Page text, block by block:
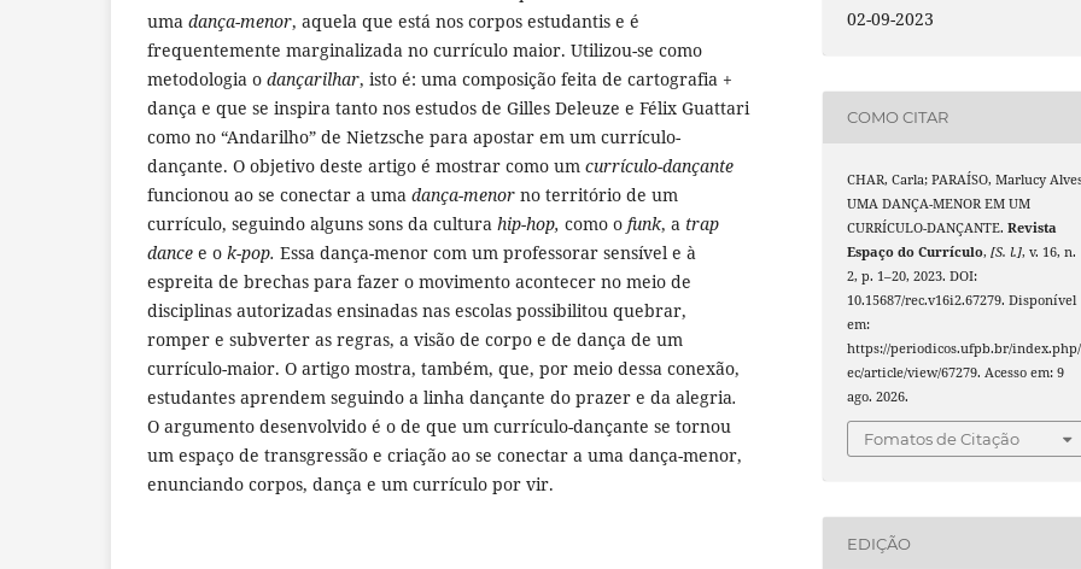
uma dança-menor, aquela que está nos corpos estudantis e é
frequentemente marginalizada no currículo maior. Utilizou-se como
metodologia o dançarilhar, isto é: uma composição feita de cartografia +
dança e que se inspira tanto nos estudos de Gilles Deleuze e Félix Guattari
como no “Andarilho” de Nietzsche para apostar em um currículo-
dançante. O objetivo deste artigo é mostrar como um currículo-dançante
funcionou ao se conectar a uma dança-menor no território de um
currículo, seguindo alguns sons da cultura hip-hop, como o funk, a trap
dance e o k-pop. Essa dança-menor com um professorar sensível e à
espreita de brechas para fazer o movimento acontecer no meio de
disciplinas autorizadas ensinadas nas escolas possibilitou quebrar,
romper e subverter as regras, a visão de corpo e de dança de um
currículo-maior. O artigo mostra, também, que, por meio dessa conexão,
estudantes aprendem seguindo a linha dançante do prazer e da alegria.
O argumento desenvolvido é o de que um currículo-dançante se tornou
um espaço de transgressão e criação ao se conectar a uma dança-menor,
enunciando corpos, dança e um currículo por vir.
02-09-2023
COMO CITAR
CHAR, Carla; PARAÍSO, Marlucy
UMA DANÇA-MENOR EM UM
CURRÍCULO-DANÇANTE.Revista
Espaço do Currículo,[S. l.], v. 16, n.
2, p. 1–20, 2023. DOI:
10.15687/rec.v16i2.67279. Disponível
em:
https://periodicos.ufpb.br/
ec/article/view/67279. Acesso em: 9
ago. 2026.
Fomatos de Citação
EDIÇÃO